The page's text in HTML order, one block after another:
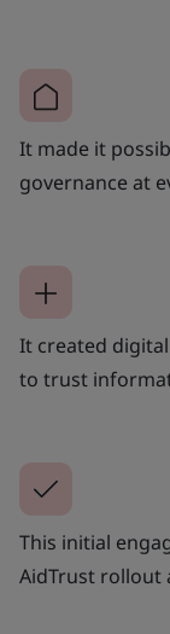
It made it
governance at
It created
to trust
This initial
AidTrust rollout